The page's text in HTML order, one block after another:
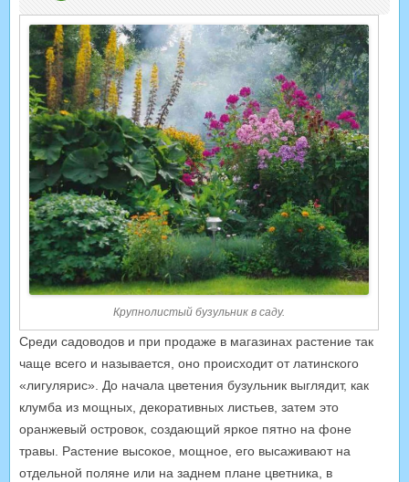
Крупнолистый бузульник в саду.
Среди садоводов и при продаже в магазинах растение так
чаще всего и называется, оно происходит от латинского
«лигулярис». До начала цветения бузульник выглядит, как
клумба из мощных, декоративных листьев, затем это
оранжевый островок, создающий яркое пятно на фоне
травы. Растение высокое, мощное, его высаживают на
отдельной поляне или на заднем плане цветника, в